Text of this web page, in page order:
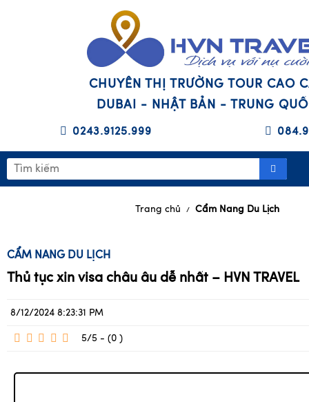
CHUYÊN THỊ TRƯỜNG TOUR CAO
DUBAI - NHẬT BẢN - TRUNG
0243.9125.999
Trang chủ / Cẩm Nang Du Lịch
CẨM NANG DU LỊCH
Thủ tục xin visa châu âu dễ nhất – HVN TRAVEL
8/12/2024 8:23:31 PM
5/5 - (0 )